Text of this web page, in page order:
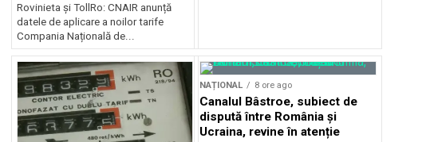
Rovinieta și TollRo: CNAIR anunță
datele de aplicare a noilor tarife
Compania Națională de...
NAȚIONAL 8 ore ago
Canalul Bâstroe, subiect de
dispută între România și
Ucraina, revine în atenție